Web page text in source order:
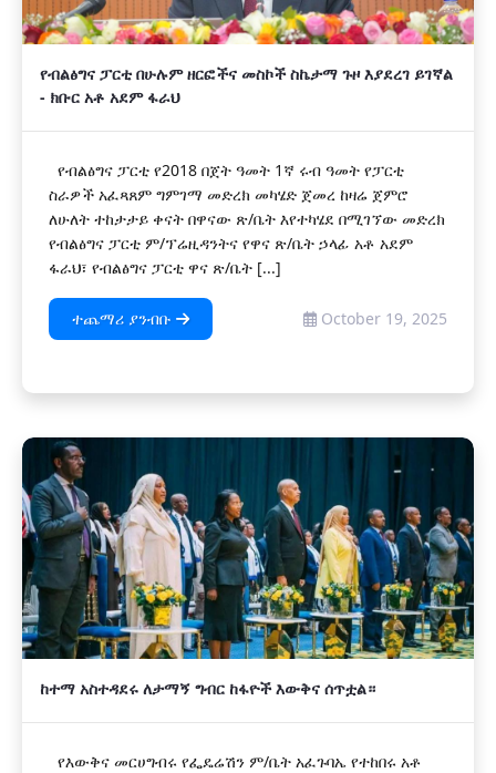
የብልፅግና ፓርቲ በሁሉም ዘርፎችና መስኮች ስኬታማ ጉዞ እያደረገ ይገኛል
- ክቡር አቶ አደም ፋራህ
የብልፅግና ፓርቲ የ2018 በጀት ዓመት 1ኛ ሩብ ዓመት የፓርቲ
ስራዎች አፈጻጸም ግምገማ መድረክ መካሄድ ጀመረ ከዛሬ ጀምሮ
ለሁለት ተከታታይ ቀናት በዋናው ጽ/ቤት እየተካሄደ በሚገኘው መድረክ
የብልፅግና ፓርቲ ም/ፕሬዚዳንትና የዋና ጽ/ቤት ኃላፊ አቶ አደም
ፋራህ፣ የብልፅግና ፓርቲ ዋና ጽ/ቤት [...]
ተጨማሪ ያንብቡ October 19, 2025
ከተማ አስተዳደሩ ለታማኝ ግብር ከፋዮች እውቅና ሰጥቷል።
የእውቅና መርሀግብሩ የፌዴሬሽን ም/ቤት አፈጉባኤ የተከበሩ አቶ